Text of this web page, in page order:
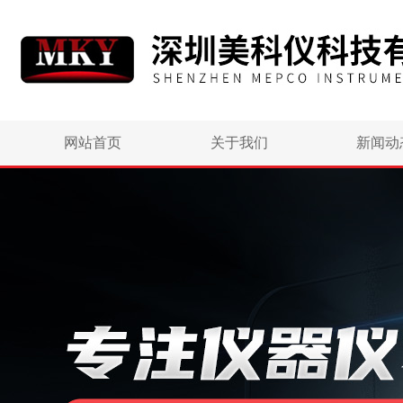
网站首页 关于我们 新闻动